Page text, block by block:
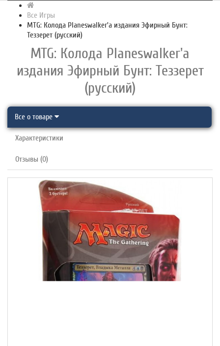
Все Игры
MTG: Колода Planeswalker'а издания Эфирный Бунт:
Теззерет (русский)
MTG: Колода Planeswalker'а
издания Эфирный Бунт: Теззерет
(русский)
Все о товаре
Характеристики
Отзывы (0)